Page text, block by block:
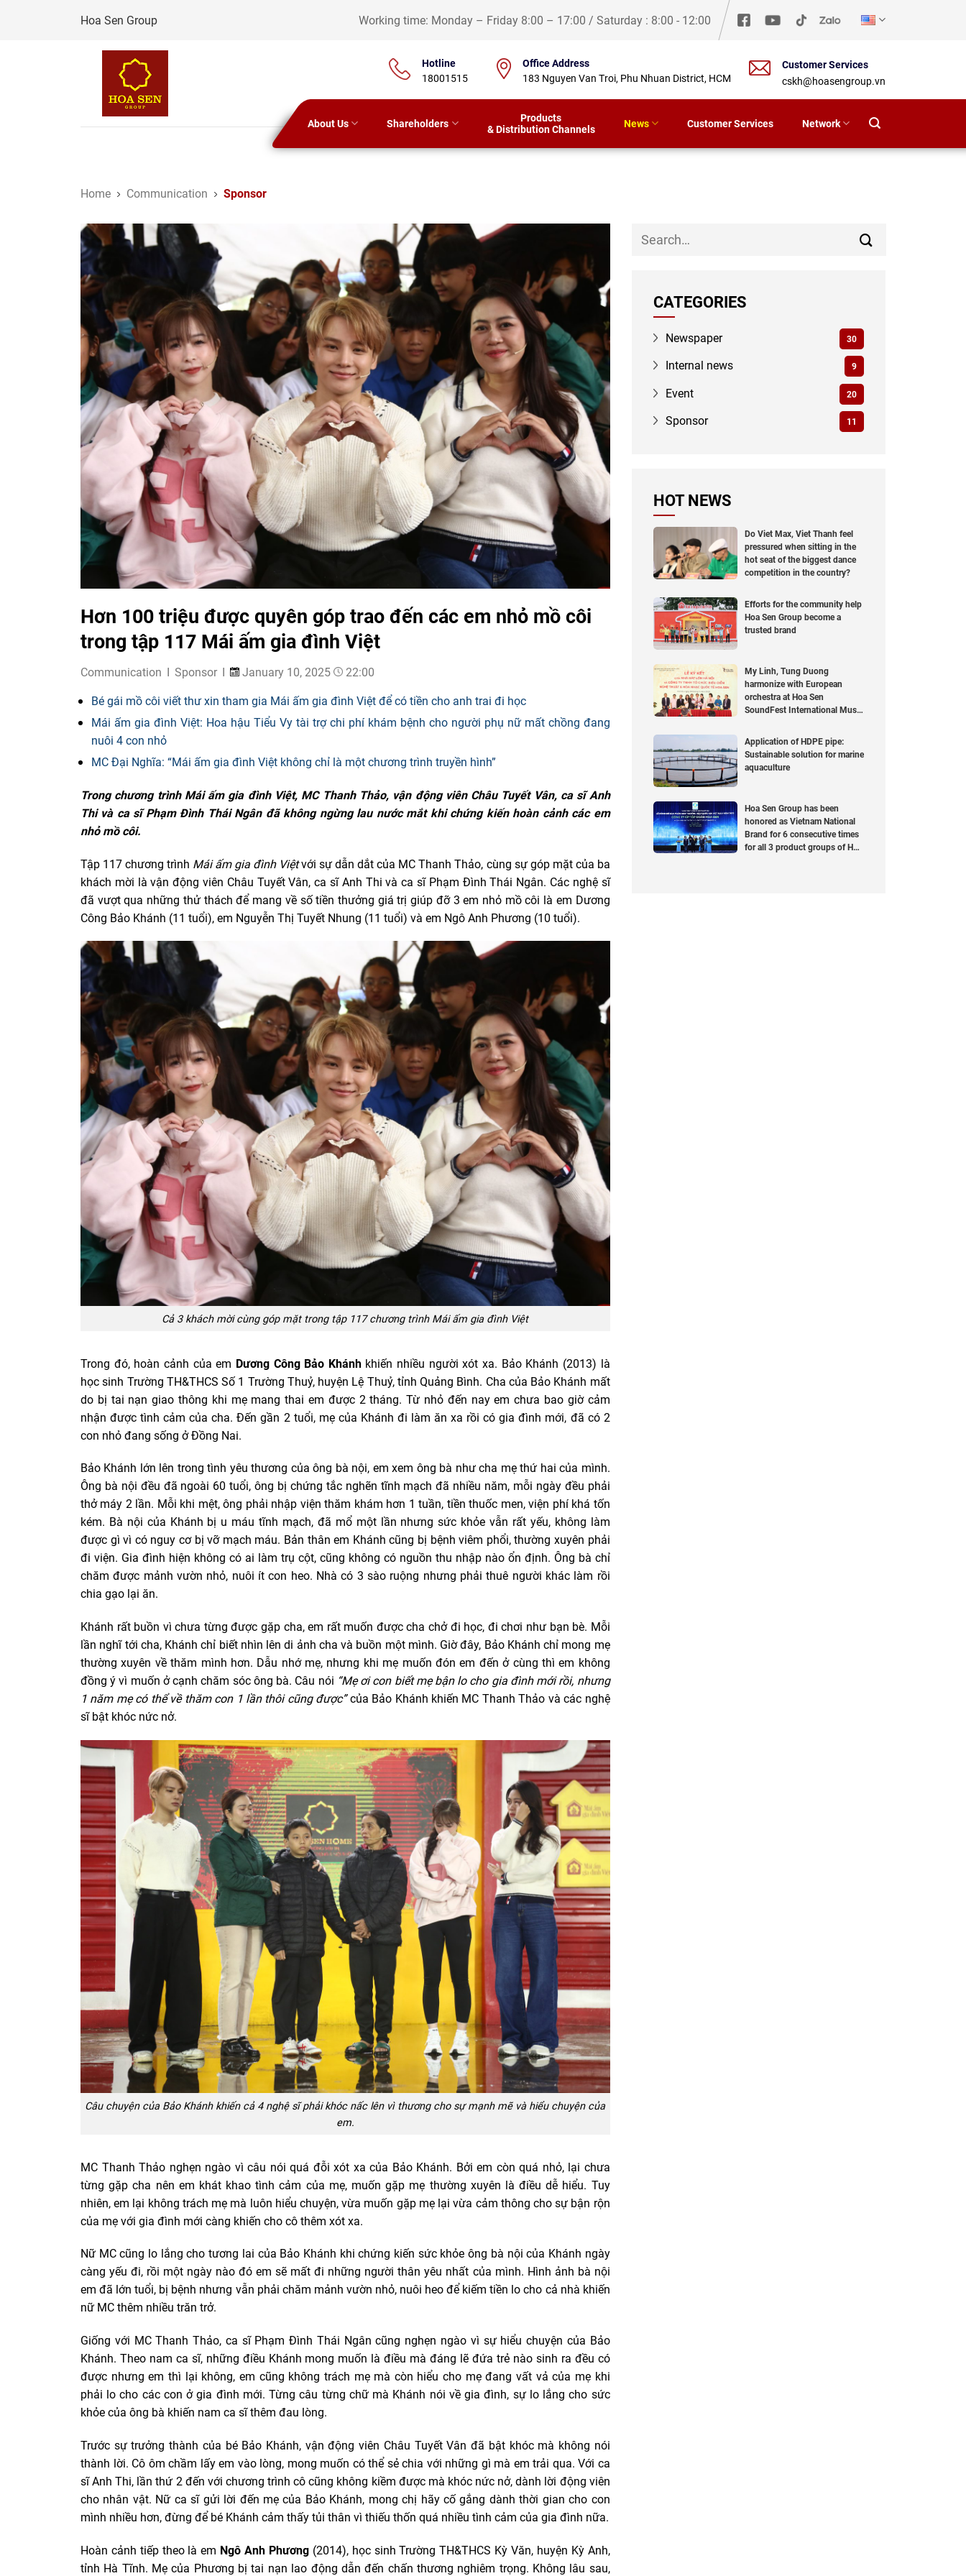
Hoa Sen Group Working time: Monday – Friday 8:00 – 17:00 / Saturday : 8:00 - 12:00
About Us Shareholders
Products
& Distribution Channels
News Customer Services Network
Hotline
18001515
Office Address
183 Nguyen Van Troi, Phu Nhuan District, HCM
Customer Services
cskh@hoasengroup.vn
Home Communication Sponsor
Hơn 100 triệu được quyên góp trao đến các em nhỏ mồ côi
trong tập 117 Mái ấm gia đình Việt
Communication Sponsor January 10, 2025
22:00
Bé gái mồ côi viết thư xin tham gia Mái ấm gia đình Việt để có tiền cho anh trai đi học
Mái ấm gia đình Việt: Hoa hậu Tiểu Vy tài trợ chi phí khám bệnh cho người phụ nữ mất chồng đang
nuôi 4 con nhỏ
MC Đại Nghĩa: “Mái ấm gia đình Việt không chỉ là một chương trình truyền hình”
Trong chương trình Mái ấm gia đình Việt, MC Thanh Thảo, vận động viên Châu Tuyết Vân, ca sĩ Anh
Thi và ca sĩ Phạm Đình Thái Ngân đã không ngừng lau nước mắt khi chứng kiến hoàn cảnh các em
nhỏ mồ côi.
Tập 117 chương trình Mái ấm gia đình Việtvới sự dẫn dắt của MC Thanh Thảo, cùng sự góp mặt của ba
khách mời là vận động viên Châu Tuyết Vân, ca sĩ Anh Thi và ca sĩ Phạm Đình Thái Ngân. Các nghệ sĩ
đã vượt qua những thử thách để mang về số tiền thưởng giá trị giúp đỡ 3 em nhỏ mồ côi là em Dương
Công Bảo Khánh (11 tuổi), em Nguyễn Thị Tuyết Nhung (11 tuổi) và em Ngô Anh Phương (10 tuổi).
Cả 3 khách mời cùng góp mặt trong tập 117 chương trình Mái ấm gia đình Việt
Trong đó, hoàn cảnh của em Dương Công Bảo Khánhkhiến nhiều người xót xa. Bảo Khánh (2013) là
học sinh Trường TH&THCS Số 1 Trường Thuỷ, huyện Lệ Thuỷ, tỉnh Quảng Bình. Cha của Bảo Khánh mất
do bị tai nạn giao thông khi mẹ mang thai em được 2 tháng. Từ nhỏ đến nay em chưa bao giờ cảm
nhận được tình cảm của cha. Đến gần 2 tuổi, mẹ của Khánh đi làm ăn xa rồi có gia đình mới, đã có 2
con nhỏ đang sống ở Đồng Nai.
Bảo Khánh lớn lên trong tình yêu thương của ông bà nội, em xem ông bà như cha mẹ thứ hai của mình.
Ông bà nội đều đã ngoài 60 tuổi, ông bị chứng tắc nghẽn tĩnh mạch đã nhiều năm, mỗi ngày đều phải
thở máy 2 lần. Mỗi khi mệt, ông phải nhập viện thăm khám hơn 1 tuần, tiền thuốc men, viện phí khá tốn
kém. Bà nội của Khánh bị u máu tĩnh mạch, đã mổ một lần nhưng sức khỏe vẫn rất yếu, không làm
được gì vì có nguy cơ bị vỡ mạch máu. Bản thân em Khánh cũng bị bệnh viêm phổi, thường xuyên phải
đi viện. Gia đình hiện không có ai làm trụ cột, cũng không có nguồn thu nhập nào ổn định. Ông bà chỉ
chăm được mảnh vườn nhỏ, nuôi ít con heo. Nhà có 3 sào ruộng nhưng phải thuê người khác làm rồi
chia gạo lại ăn.
Khánh rất buồn vì chưa từng được gặp cha, em rất muốn được cha chở đi học, đi chơi như bạn bè. Mỗi
lần nghĩ tới cha, Khánh chỉ biết nhìn lên di ảnh cha và buồn một mình. Giờ đây, Bảo Khánh chỉ mong mẹ
thường xuyên về thăm mình hơn. Dẫu nhớ mẹ, nhưng khi mẹ muốn đón em đến ở cùng thì em không
đồng ý vì muốn ở cạnh chăm sóc ông bà. Câu nói “Mẹ ơi con biết mẹ bận lo cho gia đình mới rồi, nhưng
1 năm mẹ có thể về thăm con 1 lần thôi cũng được”của Bảo Khánh khiến MC Thanh Thảo và các nghệ
sĩ bật khóc nức nở.
Câu chuyện của Bảo Khánh khiến cả 4 nghệ sĩ phải khóc nấc lên vì thương cho sự mạnh mẽ và hiểu chuyện của
em.
MC Thanh Thảo nghẹn ngào vì câu nói quá đỗi xót xa của Bảo Khánh. Bởi em còn quá nhỏ, lại chưa
từng gặp cha nên em khát khao tình cảm của mẹ, muốn gặp mẹ thường xuyên là điều dễ hiểu. Tuy
nhiên, em lại không trách mẹ mà luôn hiểu chuyện, vừa muốn gặp mẹ lại vừa cảm thông cho sự bận rộn
của mẹ với gia đình mới càng khiến cho cô thêm xót xa.
Nữ MC cũng lo lắng cho tương lai của Bảo Khánh khi chứng kiến sức khỏe ông bà nội của Khánh ngày
càng yếu đi, rồi một ngày nào đó em sẽ mất đi những người thân yêu nhất của mình. Hình ảnh bà nội
em đã lớn tuổi, bị bệnh nhưng vẫn phải chăm mảnh vườn nhỏ, nuôi heo để kiếm tiền lo cho cả nhà khiến
nữ MC thêm nhiều trăn trở.
Giống với MC Thanh Thảo, ca sĩ Phạm Đình Thái Ngân cũng nghẹn ngào vì sự hiểu chuyện của Bảo
Khánh. Theo nam ca sĩ, những điều Khánh mong muốn là điều mà đáng lẽ đứa trẻ nào sinh ra đều có
được nhưng em thì lại không, em cũng không trách mẹ mà còn hiểu cho mẹ đang vất vả của mẹ khi
phải lo cho các con ở gia đình mới. Từng câu từng chữ mà Khánh nói về gia đình, sự lo lắng cho sức
khỏe của ông bà khiến nam ca sĩ thêm đau lòng.
Trước sự trưởng thành của bé Bảo Khánh, vận động viên Châu Tuyết Vân đã bật khóc mà không nói
thành lời. Cô ôm chầm lấy em vào lòng, mong muốn có thể sẻ chia với những gì mà em trải qua. Với ca
sĩ Anh Thi, lần thứ 2 đến với chương trình cô cũng không kiềm được mà khóc nức nở, dành lời động viên
cho nhân vật. Nữ ca sĩ gửi lời đến mẹ của Bảo Khánh, mong chị hãy cố gắng dành thời gian cho con
mình nhiều hơn, đừng để bé Khánh cảm thấy tủi thân vì thiếu thốn quá nhiều tình cảm của gia đình nữa.
Hoàn cảnh tiếp theo là em Ngô Anh Phương(2014), học sinh Trường TH&THCS Kỳ Văn, huyện Kỳ Anh,
tỉnh Hà Tĩnh. Mẹ của Phương bị tai nạn lao động dẫn đến chấn thương nghiêm trọng. Không lâu sau,
CATEGORIES
Newspaper 30
Internal news 9
Event 20
Sponsor 11
HOT NEWS
Do Viet Max, Viet Thanh feel
pressured when sitting in the
hot seat of the biggest dance
competition in the country?
Efforts for the community help
Hoa Sen Group become a
trusted brand
My Linh, Tung Duong
harmonize with European
orchestra at Hoa Sen
SoundFest International Music
Application of HDPE pipe:
Sustainable solution for marine
aquaculture
Hoa Sen Group has been
honored as Vietnam National
Brand for 6 consecutive times
for all 3 product groups of Hoa